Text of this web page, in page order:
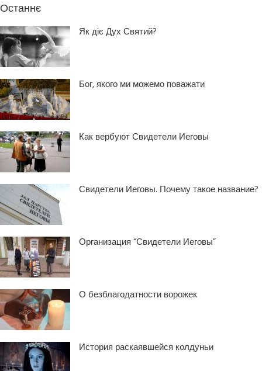
Останнє
Як діє Дух Святий?
Бог, якого ми можемо поважати
Как вербуют Свидетели Иеговы
Свидетели Иеговы. Почему такое название?
Организация “Свидетели Иеговы”
О безблагодатности ворожек
История раскаявшейся колдуньи